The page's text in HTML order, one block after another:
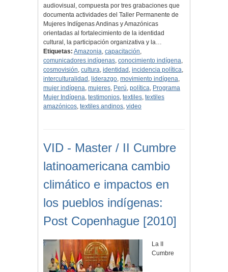
audiovisual, compuesta por tres grabaciones que
documenta actividades del Taller Permanente de
Mujeres Indígenas Andinas y Amazónicas
orientadas al fortalecimiento de la identidad
cultural, la participación organizativa y la…
Etiquetas: Amazonia, capacitación,
comunicadores indígenas, conocimiento indígena,
cosmovisión, cultura, identidad , incidencia política,
interculturalidad , liderazgo, movimiento indígena,
mujer indígena, mujeres, Perú, política, Programa
Mujer Indígena, testimonios, textiles, textiles
amazónicos, textiles andinos, video
VID - Master / II Cumbre
latinoamericana cambio
climático e impactos en
los pueblos indígenas:
Post Copenhague [2010]
La II
Cumbre